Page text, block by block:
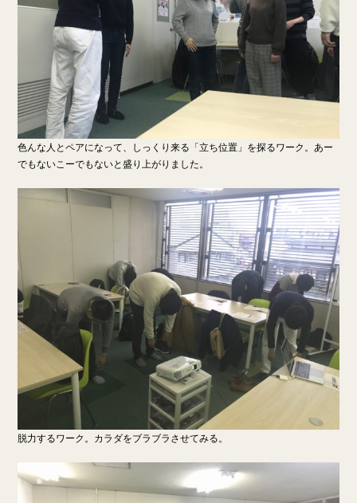
色んな人とペアになって、しっくり来る「立ち位置」を探るワーク。あー
でもないこーでもないと盛り上がりました。
脱力するワーク。カラダをブラブラさせてみる。